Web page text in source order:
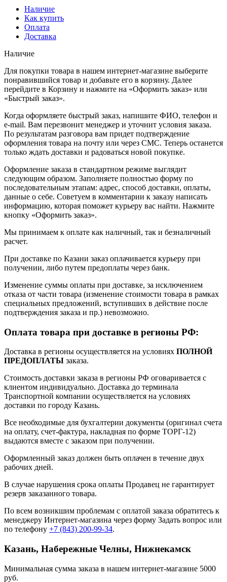
Наличие
Как купить
Оплата
Доставка
Наличие
Для покупки товара в нашем интернет-магазине выберите
понравившийся товар и добавьте его в корзину. Далее
перейдите в Корзину и нажмите на «Оформить заказ» или
«Быстрый заказ».
Когда оформляете быстрый заказ, напишите ФИО, телефон и
e-mail. Вам перезвонит менеджер и уточнит условия заказа.
По результатам разговора вам придет подтверждение
оформления товара на почту или через СМС. Теперь останется
только ждать доставки и радоваться новой покупке.
Оформление заказа в стандартном режиме выглядит
следующим образом. Заполняете полностью форму по
последовательным этапам: адрес, способ доставки, оплаты,
данные о себе. Советуем в комментарии к заказу написать
информацию, которая поможет курьеру вас найти. Нажмите
кнопку «Оформить заказ».
Мы принимаем к оплате как наличный, так и безналичный
расчет.
При доставке по Казани заказ оплачивается курьеру при
получении, либо путем предоплаты через банк.
Изменение суммы оплаты при доставке, за исключением
отказа от части товара (изменение стоимости товара в рамках
специальных предложений, вступивших в действие после
подтверждения заказа и пр.) невозможно.
Оплата товара при доставке в регионы РФ:
Доставка в регионы осуществляется на условиях ПОЛНОЙ
ПРЕДОПЛАТЫ заказа.
Стоимость доставки заказа в регионы РФ оговаривается с
клиентом индивидуально. Доставка до терминала
Транспортной компании осуществляется на условиях
доставки по городу Казань.
Все необходимые для бухгалтерии документы (оригинал счета
на оплату, счет-фактура, накладная по форме ТОРГ-12)
выдаются вместе с заказом при получении.
Оформленный заказ должен быть оплачен в течение двух
рабочих дней.
В случае нарушения срока оплаты Продавец не гарантирует
резерв заказанного товара.
По всем возникшим проблемам с оплатой заказа обратитесь к
менеджеру Интернет-магазина через форму Задать вопрос или
по телефону +7 (843) 200-99-34.
Казань, Набережные Челны, Нижнекамск
Минимальная сумма заказа в нашем интернет-магазине 5000
руб.